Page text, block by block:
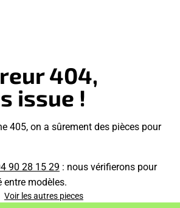
404,
issue !
405, on a sûrement des pièces pour
90 28 15 29 : nous vérifierons pour
modèles.
Voir les autres pieces